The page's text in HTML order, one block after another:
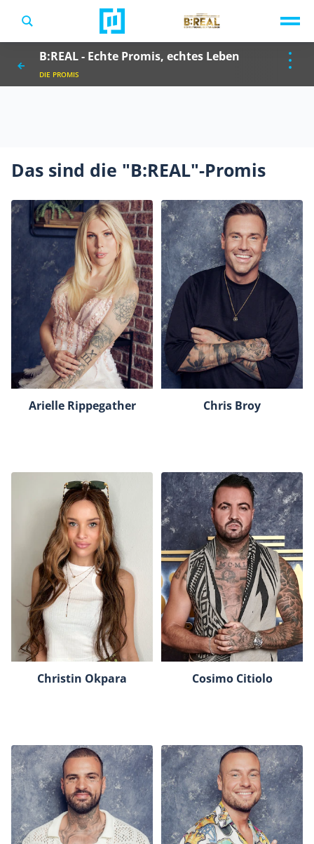
B:REAL - Echte Promis, echtes Leben
DIE PROMIS
Das sind die "B:REAL"-Promis
Arielle Rippegather Chris Broy
Christin Okpara Cosimo Citiolo